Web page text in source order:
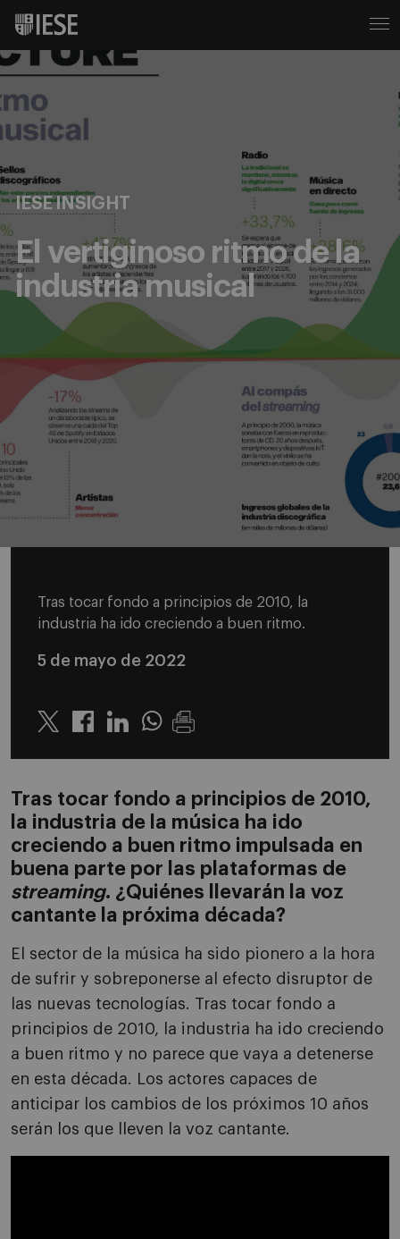
IESE INSIGHT
El vertiginoso ritmo de la
industria musical
Tras tocar fondo a principios de 2010, la
industria ha ido creciendo a buen ritmo.
5 de mayo de 2022
Twitter LinkedinWhatsapp
Tras tocar fondo a principios de 2010,
la industria de la música ha ido
creciendo a buen ritmo impulsada en
buena parte por las plataformas de
streaming. ¿Quiénes llevarán la voz
cantante la próxima década?
El sector de la música ha sido pionero a la hora
de sufrir y sobreponerse al efecto disruptor de
las nuevas tecnologías. Tras tocar fondo a
principios de 2010, la industria ha ido creciendo
a buen ritmo y no parece que vaya a detenerse
en esta década. Los actores capaces de
anticipar los cambios de los próximos 10 años
serán los que lleven la voz cantante.